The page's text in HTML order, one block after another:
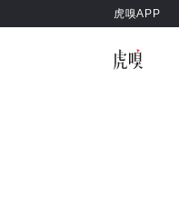
虎嗅APP